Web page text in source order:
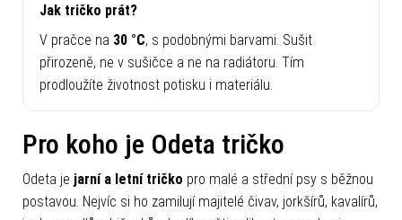
Jak tričko prát?
V pračce na 30 °C, s podobnými barvami. Sušit
přirozeně, ne v sušičce a ne na radiátoru. Tím
prodloužíte životnost potisku i materiálu.
Pro koho je Odeta tričko
Odeta je jarní a letní tričko pro malé a střední psy s běžnou
postavou. Nejvíc si ho zamilují majitelé čivav, jorkšírů, kavalírů,